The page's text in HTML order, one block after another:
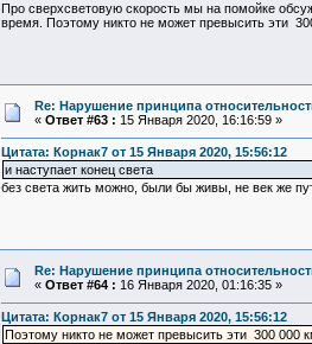
Про сверхсветовую скорость мы на помойке
время. Поэтому никто не может превысить эти
Re: Нарушение принципа
« Ответ #63 : 15 Января 2020, 16:16:59 »
Цитата: Корнак7 от 15 Января 2020, 15:56:12
и наступает конец света
без света жить можно, были бы живы, не век же
Re: Нарушение принципа
« Ответ #64 : 16 Января 2020, 01:16:35 »
Цитата: Корнак7 от 15 Января 2020, 15:56:12
Поэтому никто не может превысить эти 300 000